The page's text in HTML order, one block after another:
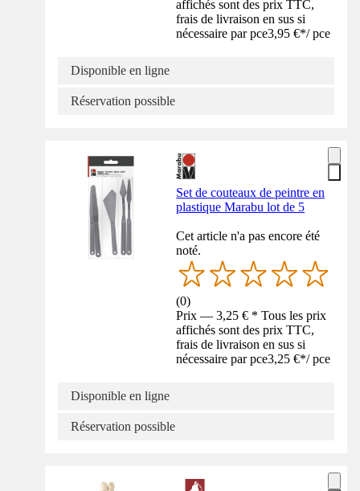
affichés sont des prix TTC,
frais de livraison en sus si
nécessaire par pce3,95 €*/ pce
Disponible en ligne
Réservation possible
Set de couteaux de peintre en
plastique Marabu lot de 5
Cet article n'a pas encore été
noté.
(0)
Prix — 3,25 € * Tous les prix
affichés sont des prix TTC,
frais de livraison en sus si
nécessaire par pce3,25 €*/ pce
Disponible en ligne
Réservation possible